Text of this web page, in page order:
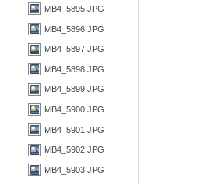
MB4_5895.JPG
MB4_5896.JPG
MB4_5897.JPG
MB4_5898.JPG
MB4_5899.JPG
MB4_5900.JPG
MB4_5901.JPG
MB4_5902.JPG
MB4_5903.JPG